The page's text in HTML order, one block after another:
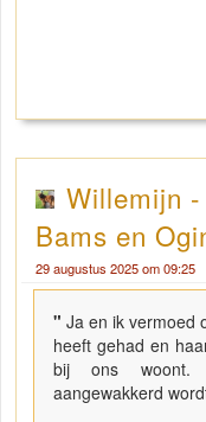
Willemijn
Bams en
29 augustus 2025 om 09:25
" Ja en ik vermoed
heeft gehad en
bij ons woont.
aangewakkerd